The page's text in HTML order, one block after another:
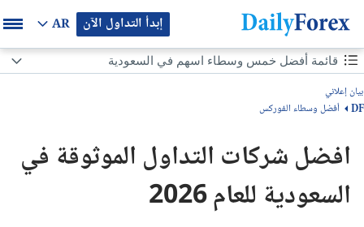
إبدأ التداول الآن AR
محتوى الصفحة
DF أفضل وسطاء الفوركس
بيان إعلاني
قائمة أفضل خمس وسطاء اسهم في السعودية
قائمة أفضل خمس وسطاء اسهم في السعودية
نظرة عامة عن كل وسيط
ما هي أفضل شركات تداول الأسهم في السعودية؟ وكيف تختار الأنسب لك؟
افضل شركات التداول الموثوقة في
السعودية للعام 2026